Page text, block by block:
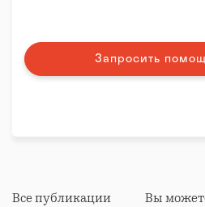
Запросить
Все публикации
Вы